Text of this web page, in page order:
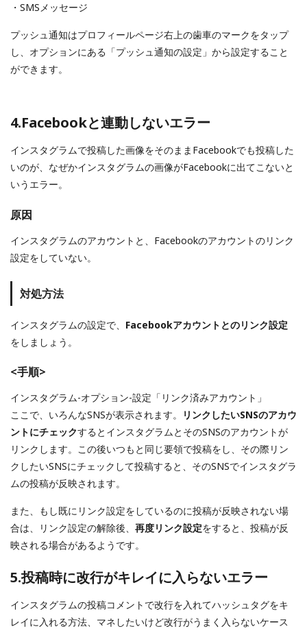
・SMSメッセージ
プッシュ通知はプロフィールページ右上の歯車のマークをタップ
し、オプションにある「プッシュ通知の設定」から設定すること
ができます。
4.Facebookと連動しないエラー
インスタグラムで投稿した画像をそのままFacebookでも投稿した
いのが、なぜかインスタグラムの画像がFacebookに出てこないと
いうエラー。
原因
インスタグラムのアカウントと、Facebookのアカウントのリンク
設定をしていない。
対処方法
インスタグラムの設定で、 Facebookアカウントとのリンク設定
をしましょう。
<手順>
インスタグラム-オプション-設定「リンク済みアカウント」
ここで、いろんなSNSが表示されます。
リンクしたいSNSのアカウ
ントにチェックするとインスタグラムとそのSNSのアカウントが
リンクします。この後いつもと同じ要領で投稿をし、その際リン
クしたいSNSにチェックして投稿すると、そのSNSでインスタグラ
ムの投稿が反映されます。
また、もし既にリンク設定をしているのに投稿が反映されない場
合は、リンク設定の解除後、 再度リンク設定をすると、投稿が反
映される場合があるようです。
5.投稿時に改行がキレイに入らないエラー
インスタグラムの投稿コメントで改行を入れてハッシュタグをキ
レイに入れる方法、マネしたいけど改行がうまく入らないケース